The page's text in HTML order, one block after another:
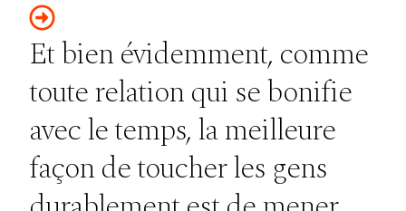
Et bien évidemment, comme
toute relation qui se bonifie
avec le temps, la meilleure
façon de toucher les gens